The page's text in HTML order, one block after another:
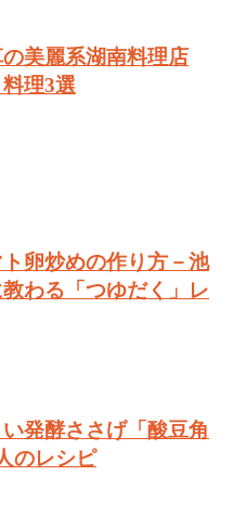
美麗系湖南料理店
理3選
卵炒めの作り方－池
わる「つゆだく」レ
発酵ささげ「酸豆角
のレシピ